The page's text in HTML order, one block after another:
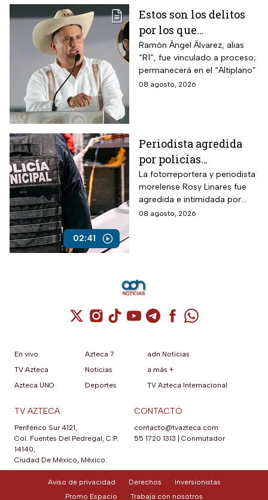
Estos son los delitos
por los que
vincularon a proceso
al “R1″, presunto autor
intelectual del
asesinato de Carlos
Ramón Ángel Álvarez, alias
“R1”, fue vinculado a proceso;
permanecerá en el “Altiplano”
08 agosto, 2026
02:41
Periodista agredida
por policías
municipales
La fotorreportera y periodista
morelense Rosy Linares fue
agredida e intimidada por
elementos de la policía
08 agosto, 2026
Cuenta de X / Twitter (se abre en una
Cuenta de Instagram (se abre en una
Cuenta de TikTok (se abre en
Cuenta de YouTube (se abre
Cuenta de Telegram (se
Cuenta de
Cuenta de
En vivo
TV Azteca
Azteca UNO
Azteca 7
Noticias
Deportes
adn Noticias
a más +
TV Azteca Internacional
TV AZTECA
Periférico Sur 4121,
Col. Fuentes Del Pedregal, C.P.
14140,
Ciudad De México, México.
CONTACTO
contacto@tvazteca.com
55 1720 1313
Conmutador
Aviso de privacidad Derechos
Inversionistas
Promo Espacio
Trabaja con nosotros